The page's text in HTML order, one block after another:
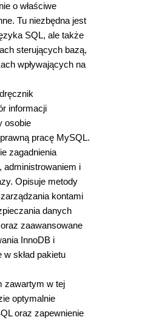
o właściwe
Tu niezbędna jest
SQL, ale także
sterujących bazą,
wpływających na
informacji
osobie
pracę MySQL.
zagadnienia
administrowaniem i
Opisuje metody
kontami
danych
zaawansowane
InnoDB i
skład pakietu
zawartym w tej
optymalnie
oraz zapewnienie